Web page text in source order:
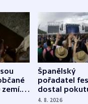
zemí.
Španělský
pořadatel
dostal
nekalé
4. 8. 2026